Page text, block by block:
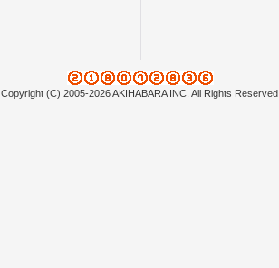
Copyright (C) 2005-2026 AKIHABARA INC. All Rights Reserved.